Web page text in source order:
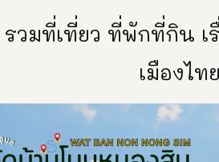
รวมที่เที่ยว ที่พักที่กิน เ
เมืองไทย